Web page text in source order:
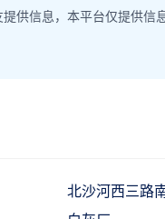
供信息，本平台仅提供
北沙河西三路